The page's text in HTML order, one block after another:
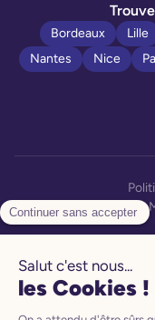
Bordeaux Lille
Nantes
Nice
Le produit